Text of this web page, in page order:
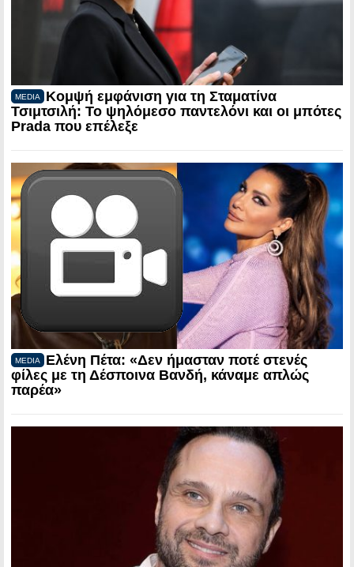
MEDIA
Κομψή εμφάνιση για τη Σταματίνα
Τσιμτσιλή: Το ψηλόμεσο παντελόνι και οι μπότες
Prada που επέλεξε
MEDIA
Ελένη Πέτα: «Δεν ήμασταν ποτέ στενές
φίλες με τη Δέσποινα Βανδή, κάναμε απλώς
παρέα»